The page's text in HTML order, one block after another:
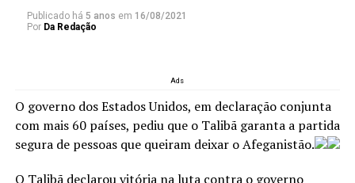
Publicado há 5 anos em 16/08/2021
Por Da Redação
Ads
O governo dos Estados Unidos, em declaração conjunta
com mais 60 países, pediu que o Talibã garanta a partida
segura de pessoas que queiram deixar o Afeganistão.
O Talibã declarou vitória na luta contra o governo